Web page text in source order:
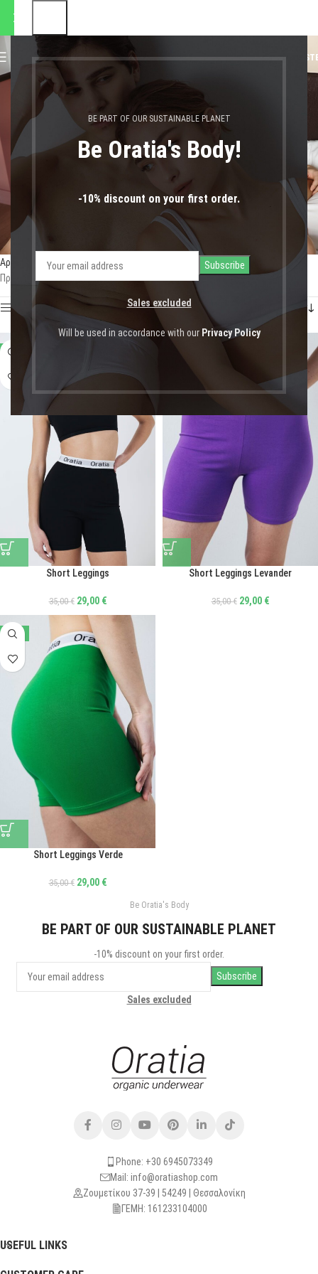
BE PART OF OUR SUSTAINABLE PLANET
Be Oratia's Body!
-10% discount on your first order.
Sales excluded
Will be used in accordance with our Privacy Policy
MENU 0,00€ LOGIN /
προπόνηση
Αρχική σελίδα Shop Προϊόντα με ετικέτα “προπόνηση”
Προβάλλονται όλα - 3 αποτελέσματα
Show sidebar
-17%
Short Leggings
35,00€ 29,00 €
-17%
Short Leggings Levander
35,00€ 29,00 €
-17%
Short Leggings Verde
35,00€ 29,00 €
Be Oratia's Body
BE PART OF OUR SUSTAINABLE PLANET
-10% discount on your first order.
Sales excluded
Phone: +30 6945073349
Mail: info@oratiashop.com
Ζουμετίκου 37-39 | 54249 | Θεσσαλονίκη
ΓΕΜΗ: 161233104000
USEFUL LINKS
θα